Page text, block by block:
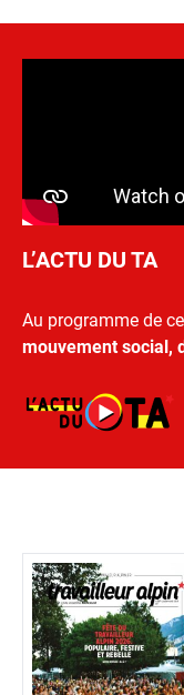
L’ACTU DU TA
Au programme de
mouvement social,